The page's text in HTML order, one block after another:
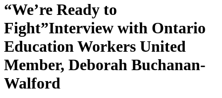
“We’re Ready to
Fight”Interview with Ontario
Education Workers United
Member, Deborah Buchanan-
Walford